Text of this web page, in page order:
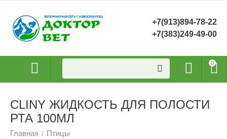
+7(913)894-78-22
+7(383)249-49-00
0
CLINY ЖИДКОСТЬ ДЛЯ ПОЛОСТИ
РТА 100МЛ
Главная / Птицы